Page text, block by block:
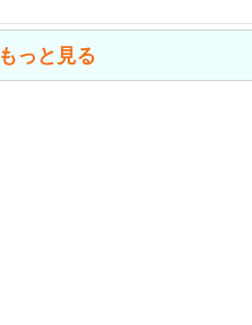
もっと見る